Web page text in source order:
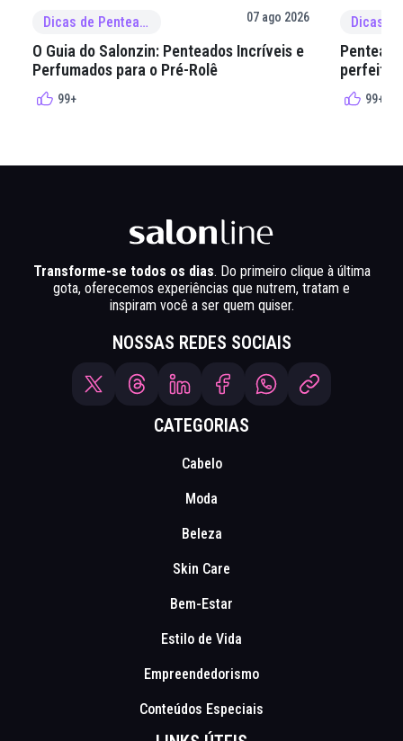
Dicas de Penteado 07 ago 2026
O Guia do Salonzin: Penteados Incríveis e
Perfumados para o Pré-Rolê
99+
perfeita
99+
Transforme-se todos os dias. Do primeiro clique à última
gota, oferecemos experiências que nutrem, tratam e
inspiram você a ser quem quiser.
NOSSAS REDES SOCIAIS
CATEGORIAS
Cabelo
Moda
Beleza
Skin Care
Bem-Estar
Estilo de Vida
Empreendedorismo
Conteúdos Especiais